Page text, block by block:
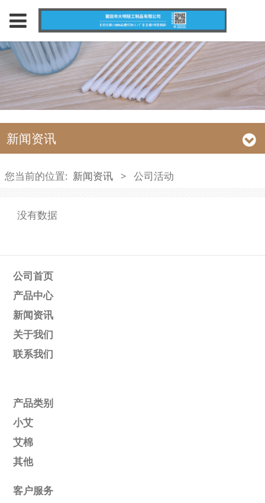
新闻资讯
您当前的位置: 新闻资讯 > 公司活动
没有数据
公司首页
产品中心
新闻资讯
关于我们
联系我们
产品类别
小艾
艾棉
其他
客户服务